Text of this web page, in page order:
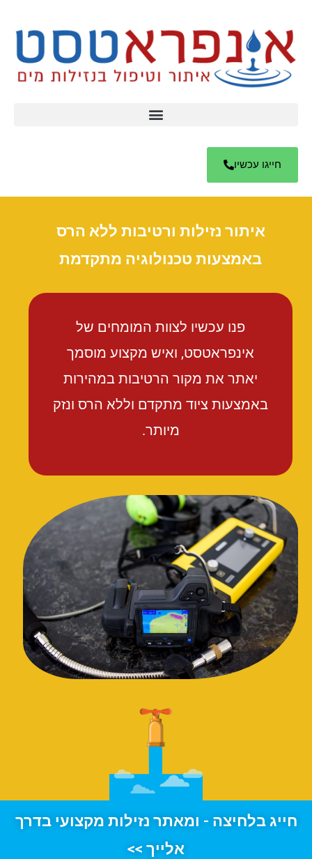
חייגו עכשיו
איתור נזילות ורטיבות ללא הרס
באמצעות טכנולוגיה מתקדמת
פנו עכשיו לצוות המומחים של
אינפראטסט, ואיש מקצוע מוסמך
יאתר את מקור הרטיבות במהירות
באמצעות ציוד מתקדם וללא הרס ונזק
מיותר.
חייג בלחיצה - ומאתר נזילות מקצועי בדרך
אלייך >>